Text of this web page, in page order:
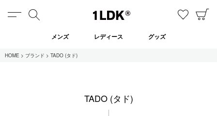
MENU お気に
メンズ レディース グッズ
HOME ブランド TADO (タド)
TADO (タド)